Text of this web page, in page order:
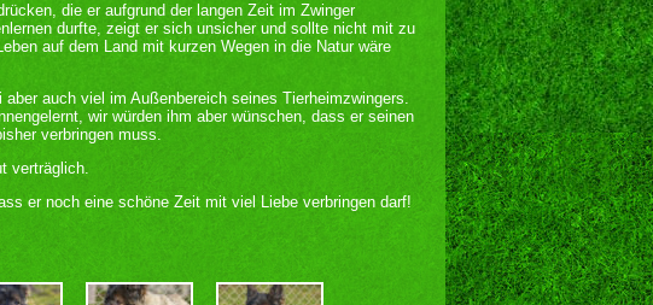
die er aufgrund der langen Zeit im Zwinger
durfte, zeigt er sich unsicher und sollte nicht mit zu
auf dem Land mit kurzen Wegen in die Natur wäre
auch viel im Außenbereich seines Tierheimzwingers.
wir würden ihm aber wünschen, dass er seinen
verbringen muss.
verträglich.
er noch eine schöne Zeit mit viel Liebe verbringen darf!